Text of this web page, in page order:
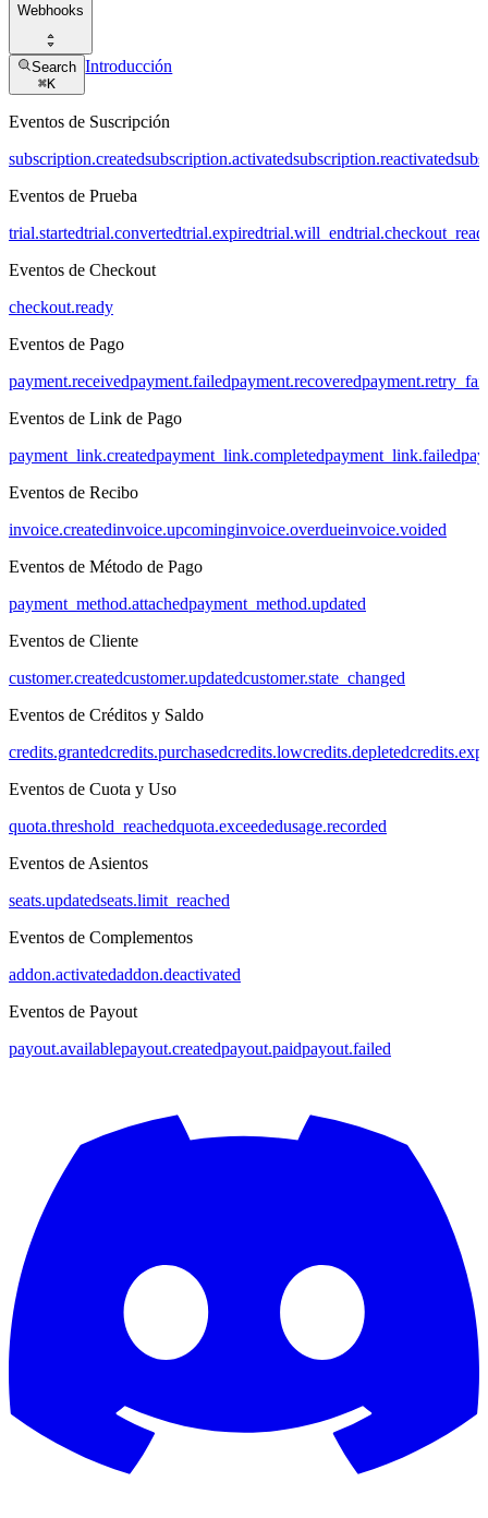
Webhooks
Search
⌘K
Introducción
Eventos de Suscripción
subscription.createdsubscription.activatedsubscription.reactivated
Eventos de Prueba
trial.startedtrial.convertedtrial.expiredtrial.will_end
Eventos de Checkout
checkout.ready
Eventos de Pago
payment.receivedpayment.failedpayment.recovered
Eventos de Link de Pago
payment_link.createdpayment_link.completedpayment_link.failed
Eventos de Recibo
invoice.createdinvoice.upcominginvoice.overdueinvoice.voided
Eventos de Método de Pago
payment_method.attachedpayment_method.updated
Eventos de Cliente
customer.createdcustomer.updatedcustomer.state_changed
Eventos de Créditos y Saldo
credits.grantedcredits.purchasedcredits.lowcredits.depleted
Eventos de Cuota y Uso
quota.threshold_reachedquota.exceededusage.recorded
Eventos de Asientos
seats.updatedseats.limit_reached
Eventos de Complementos
addon.activatedaddon.deactivated
Eventos de Payout
payout.availablepayout.createdpayout.paidpayout.failed